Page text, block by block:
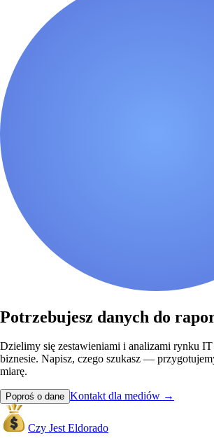
Potrzebujesz danych do
Dzielimy się zestawieniami i analizami rynku
biznesie. Napisz, czego szukasz —
miarę.
Poproś o dane Kontakt dla mediów →
Czy Jest Eldorado